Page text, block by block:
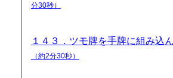
分30秒）
１４３．ツモ牌を手牌に組み込
（約2分30秒）